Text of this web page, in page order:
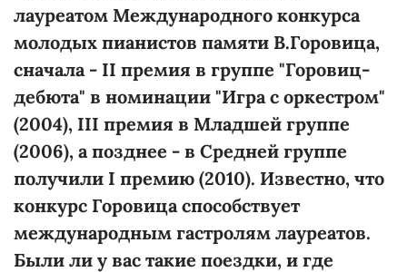
лауреатом Международного конкурса
молодых пианистов памяти В.Горовица,
сначала - ІІ премия в группе "Горовиц-
дебюта" в номинации "Игра с оркестром"
(2004), ІІІ премия в Младшей группе
(2006), апозднее - в Средней группе
получили І премию (2010). Известно, что
конкурс Горовицаспособствует
международным гастролям лауреатов.
Были ли у вас такие поездки, и где